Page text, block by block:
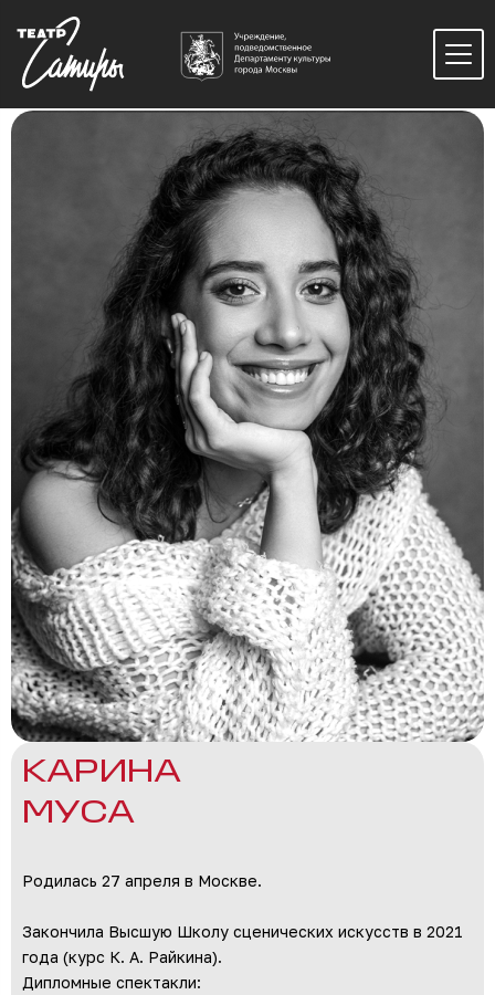
КАРИНА
МУСА
Родилась 27 апреля в Москве.
Закончила Высшую Школу сценических искусств в 2021
года (курс К. А. Райкина).
Дипломные спектакли: